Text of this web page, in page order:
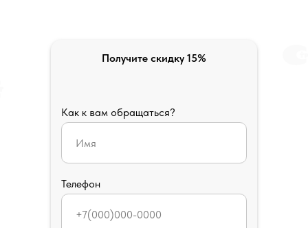
Получите скидку 15%
Как к вам обращаться?
Телефон